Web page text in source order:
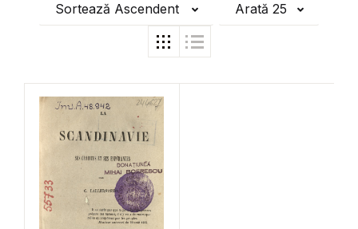
Sortează Ascendent Arată 25